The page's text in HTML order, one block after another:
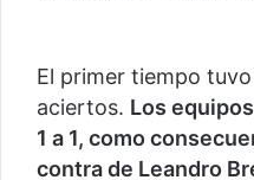
El primer tiempo
aciertos. Los
1 a 1, como
contra de Leandro